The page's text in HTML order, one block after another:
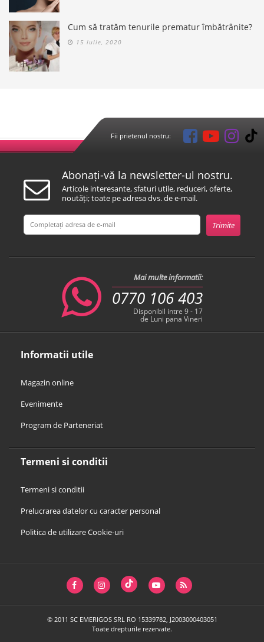
Cum să tratăm tenurile prematur îmbătrânite?
15 iulie, 2020
Fii prietenul nostru:
Informatii utile
Magazin online
Evenimente
Program de Parteneriat
Termeni si conditii
Termeni si conditii
Prelucrarea datelor cu caracter personal
Politica de utilizare Cookie-uri
Abonați-vă la newsletter-ul nostru.
Articole interesante, sfaturi utile, reduceri, oferte,
noutăți; toate pe adresa dvs. de e-mail.
Mai multe informatii:
0770 106 403
Disponibil intre 9 - 17
de Luni pana Vineri
© 2011 SC EMERIGOS SRL RO 15339782, J2003000403051
Toate drepturile rezervate.